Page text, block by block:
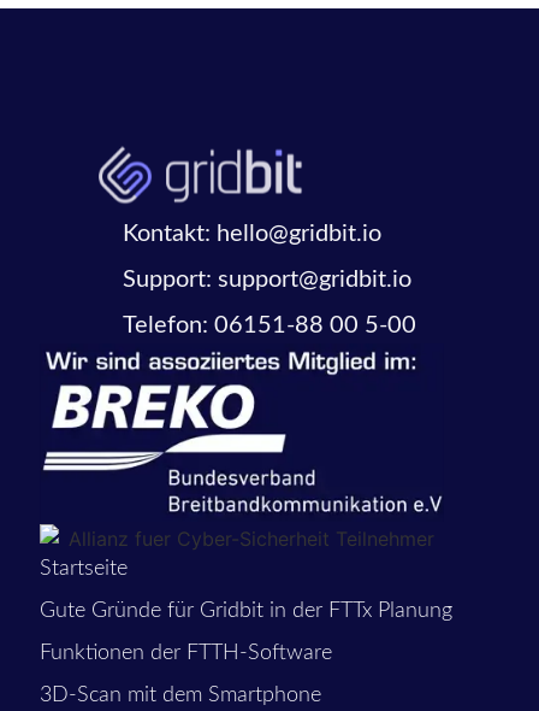
Kontakt: hello@gridbit.io
Support: support@gridbit.io
Telefon: 06151-88 00 5-00
Startseite
Gute Gründe für Gridbit in der FTTx Planung
Funktionen der FTTH-Software
3D-Scan mit dem Smartphone